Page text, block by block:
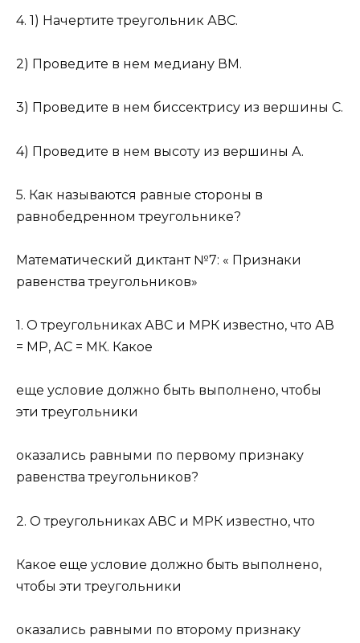
4. 1) Начертите треугольник АВС.
2) Проведите в нем медиану ВМ.
3) Проведите в нем биссектрису из вершины С.
4) Проведите в нем высоту из вершины А.
5. Как называются равные стороны в
равнобедренном треугольнике?
Математический диктант №7: « Признаки
равенства треугольников»
1. О треугольниках АВС и МРК известно, что АВ
= МР, АС = МК. Какое
еще условие должно быть выполнено, чтобы
эти треугольники
оказались равными по первому признаку
равенства треугольников?
2. О треугольниках АВС и МРК известно, что
Какое еще условие должно быть выполнено,
чтобы эти треугольники
оказались равными по второму признаку